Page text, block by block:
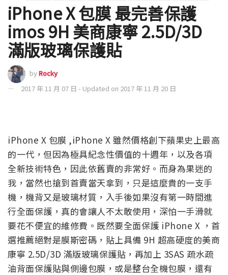
iPhone X 包膜 最完善保護
imos 9H 美商康寧 2.5D/3D
滿版玻璃保護貼
byRocky
2017 年 11 月 07 日 - Updated on 2017 年 11 月 20 日
iPhone X 包膜 ,iPhone X 雖然價格創下蘋果史上最高
的一代，但因為極具紀念性價值的十週年，以及各項
全新技術特色，因此依舊賣的非常好。而身為果迷的
我，當然也搶到首賣當天拿到，只是這麼貴的一支手
機，機背又是玻璃材質，入手後如果沒有第一時間進
行全面保護，真的會讓人不太敢使用，深怕一手滑就
要花不便宜的維修費。既然要全面保護 iPhone X ，首
選推薦絕對是膜斯密碼，貼上具備 9H 超高硬度的美商
康寧 2.5D/3D 滿版玻璃保護貼，再加上 3SAS 疏水疏
油背面保護貼與側邊包膜，或是整台全機包膜，還有